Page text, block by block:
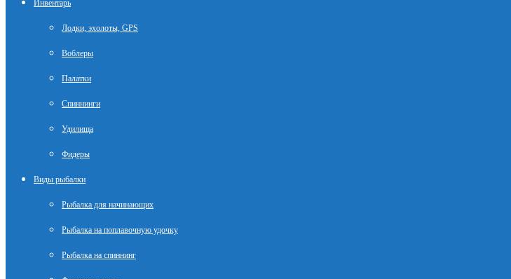
Инвентарь
Лодки, эхолоты, GPS
Воблеры
Палатки
Спиннинги
Удилища
Фидеры
Виды рыбалки
Рыбалка для начинающих
Рыбалка на поплавочную удочку
Рыбалка на спиннинг